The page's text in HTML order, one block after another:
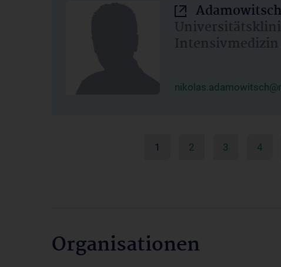
Intensivmedizin
1 2 3 4
Organisationen